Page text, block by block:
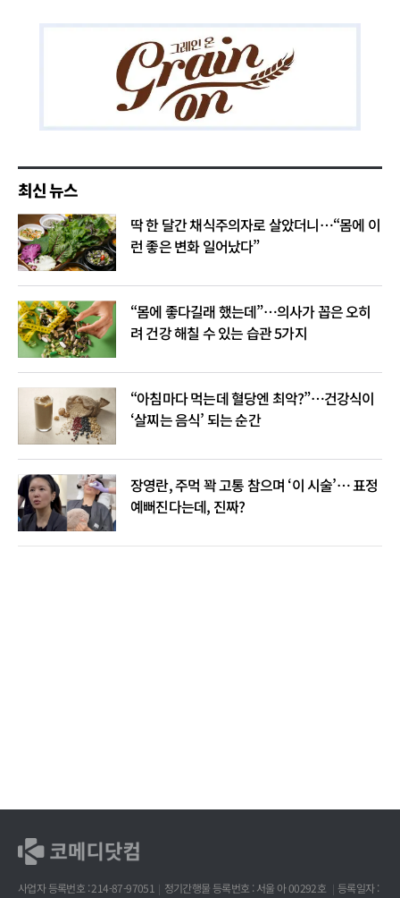
최신 뉴스
딱 한 달간 채식주의자로 살았더니…“몸에 이
런 좋은 변화 일어났다”
“몸에 좋다길래 했는데”…의사가 꼽은 오히
려 건강 해칠 수 있는 습관 5가지
“아침마다 먹는데 혈당엔 최악?”…건강식이
‘살찌는 음식’ 되는 순간
장영란, 주먹 꽉 고통 참으며 ‘이 시술’… 표정
예뻐진다는데, 진짜?
사업자 등록번호 : 214-87-97051 정기간행물 등록번호 : 서울 아 00292호
등록일자 :